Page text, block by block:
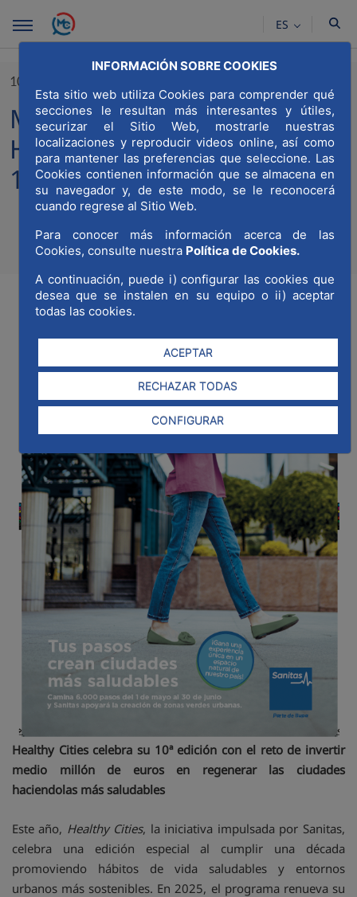
Saltar al contenido principal
INFORMACIÓN SOBRE COOKIES
Esta sitio web utiliza Cookies para comprender qué
secciones le resultan más interesantes y útiles,
securizar el Sitio Web, mostrarle nuestras
localizaciones y reproducir videos online, así como
para mantener las preferencias que seleccione. Las
Cookies contienen información que se almacena en
su navegador y, de este modo, se le reconocerá
cuando regrese al Sitio Web.
Para conocer más información acerca de las
Cookies, consulte nuestra Política de Cookies.
A continuación, puede i) configurar las cookies que
desea que se instalen en su equipo o ii) aceptar
todas las cookies.
ACEPTAR
RECHAZAR TODAS
CONFIGURAR
ES
10/04/2025
MWCC se suma al reto
Healthy Cities 2025 en su
10ª edición
Healthy Cities celebra su 10ª edición con el reto de invertir
medio millón de euros en regenerar las ciudades
haciendolas más saludables
Este año, Healthy Cities, la iniciativa impulsada por Sanitas,
celebra una edición especial al cumplir una década
promoviendo hábitos de vida saludables y entornos
urbanos más sostenibles. En 2025, el programa renueva su